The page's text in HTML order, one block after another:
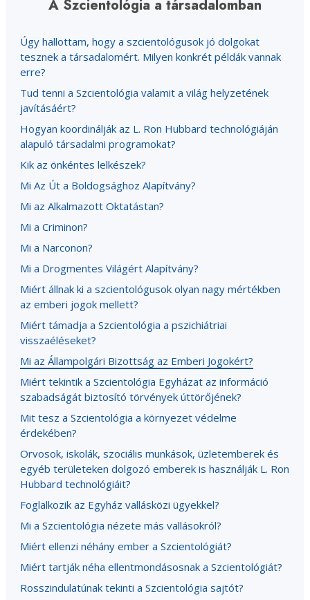
A Szcientológia a társadalomban
Úgy hallottam, hogy a szcientológusok jó dolgokat
tesznek a társadalomért. Milyen konkrét példák vannak
erre?
Tud tenni a Szcientológia valamit a világ helyzetének
javításáért?
Hogyan koordinálják az L. Ron Hubbard technológiáján
alapuló társadalmi programokat?
Kik az önkéntes lelkészek?
Mi Az Út a Boldogsághoz Alapítvány?
Mi az Alkalmazott Oktatástan?
Mi a Criminon?
Mi a Narconon?
Mi a Drogmentes Világért Alapítvány?
Miért állnak ki a szcientológusok olyan nagy mértékben
az emberi jogok mellett?
Miért támadja a Szcientológia a pszichiátriai
visszaéléseket?
Mi az Állampolgári Bizottság az Emberi Jogokért?
Miért tekintik a Szcientológia Egyházat az információ
szabadságát biztosító törvények úttörőjének?
Mit tesz a Szcientológia a környezet védelme
érdekében?
Orvosok, iskolák, szociális munkások, üzletemberek és
egyéb területeken dolgozó emberek is használják L. Ron
Hubbard technológiáit?
Foglalkozik az Egyház vallásközi ügyekkel?
Mi a Szcientológia nézete más vallásokról?
Miért ellenzi néhány ember a Szcientológiát?
Miért tartják néha ellentmondásosnak a Szcientológiát?
Rosszindulatúnak tekinti a Szcientológia sajtót?